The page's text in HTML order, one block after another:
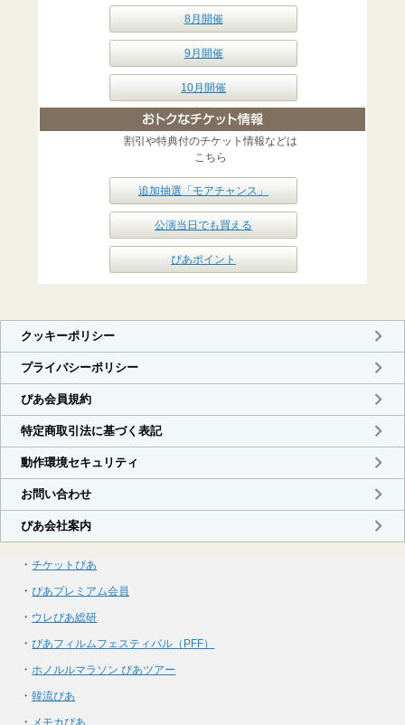
8月開催
9月開催
10月開催
割引や特典付のチケット情報などは
こちら
追加抽選「モアチャンス」
公演当日でも買える
ぴあポイント
・チケットぴあ
・ぴあプレミアム会員
・ ウレぴあ総研
・ぴあフィルムフェスティバル（PFF）
・ ホノルルマラソン ぴあツアー
・韓流ぴあ
・ メモカぴあ